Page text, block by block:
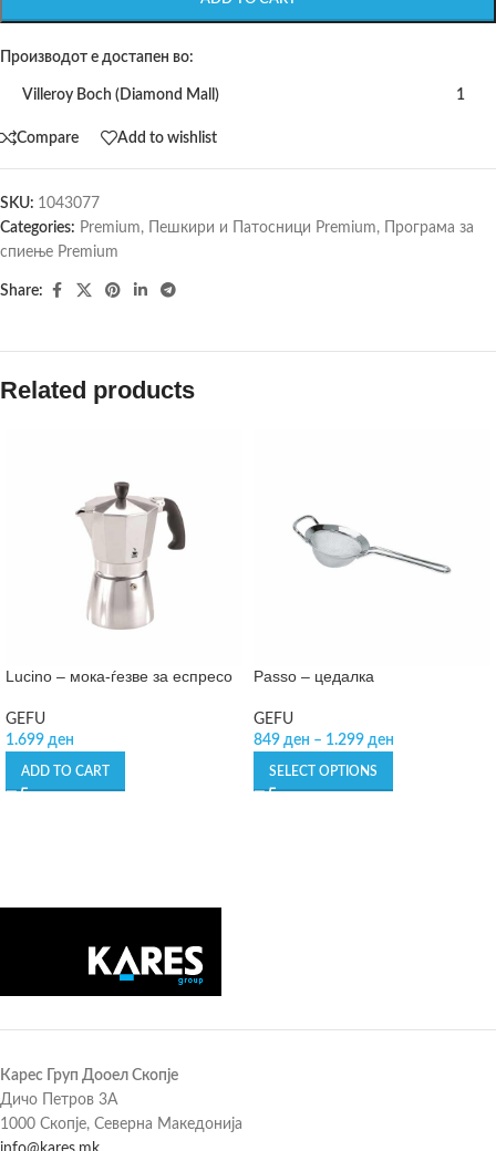
Производот е достапен во:
Villeroy Boch (Diamond Mall) 1
Compare Add to wishlist
SKU: 1043077
Categories: Premium, Пешкири и Патосници Premium,
Програма за
спиење Premium
Share:
Related products
Lucino – мока-ѓезве за еспресо
GEFU
1.699 ден
ADD TO CART
Passo – цедалка
GEFU
849 ден – 1.299 ден
SELECT OPTIONS
Карес Груп Дооел Скопје
Дичо Петров 3А
1000 Скопје, Северна Македонија